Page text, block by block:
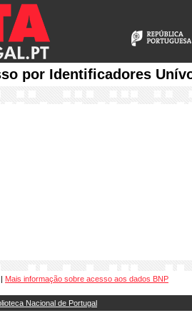
por Identificadores
| Mais informação sobre acesso aos dados BNP
Nacional de Portugal